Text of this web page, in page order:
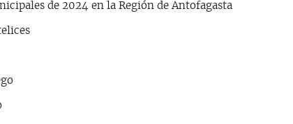
de 2024 en la Región de Antofagasta